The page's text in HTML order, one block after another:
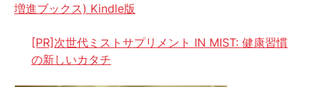
増進ブックス) Kindle版
[PR]次世代ミストサプリメント IN MIST: 健康習慣
の新しいカタチ